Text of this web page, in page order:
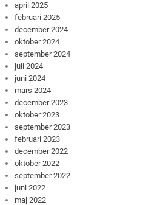
april 2025
februari 2025
december 2024
oktober 2024
september 2024
juli 2024
juni 2024
mars 2024
december 2023
oktober 2023
september 2023
februari 2023
december 2022
oktober 2022
september 2022
juni 2022
maj 2022